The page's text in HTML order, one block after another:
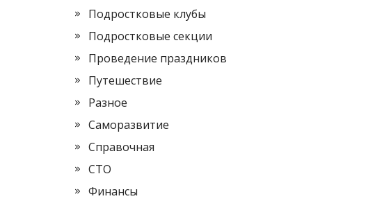
Подростковые клубы
Подростковые секции
Проведение праздников
Путешествие
Разное
Саморазвитие
Справочная
СТО
Финансы